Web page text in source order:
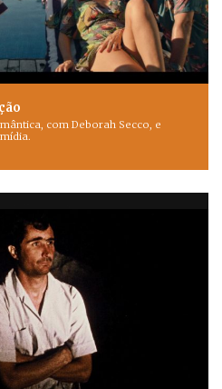
com Deborah Secco, e